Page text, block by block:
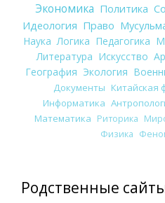
Экономика Политика
Идеология Право
Наука Логика Педагогика
Литература Искусство
География Экология
Документы Китайская
Информатика
Математика Риторика
Физика
Родственные